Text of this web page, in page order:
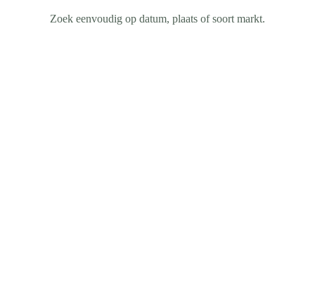
Zoek eenvoudig op datum, plaats of soort markt.